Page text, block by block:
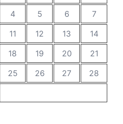
4 5 6
7
11 12 13
14
18 19 20
21
25 26 27
28